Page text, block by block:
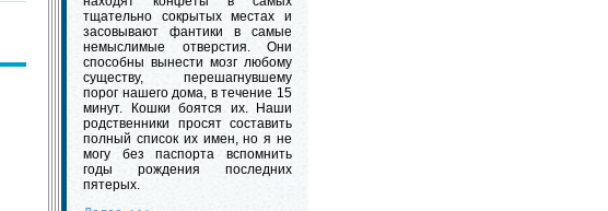
тщательно сокрытых местах и
засовывают фантики в самые
немыслимые отверстия. Они
способны вынести мозг любому
существу, перешагнувшему
порог нашего дома, в течение 15
минут. Кошки боятся их. Наши
родственники просят составить
полный список их имен, но я не
могу без паспорта вспомнить
годы рождения последних
пятерых.